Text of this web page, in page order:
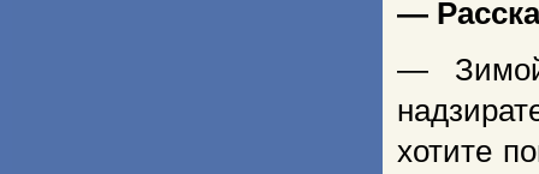
—
— Зимой
хотите